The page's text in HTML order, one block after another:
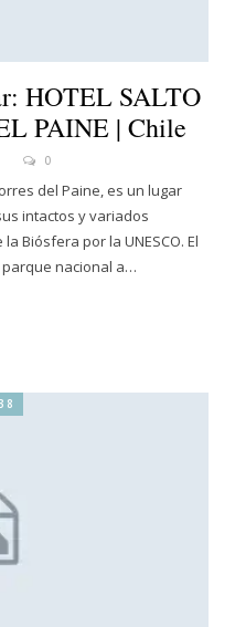
HOTEL SALTO
PAINE | Chile
0
del Paine, es un lugar
intactos y variados
Biósfera por la UNESCO. El
nacional a…